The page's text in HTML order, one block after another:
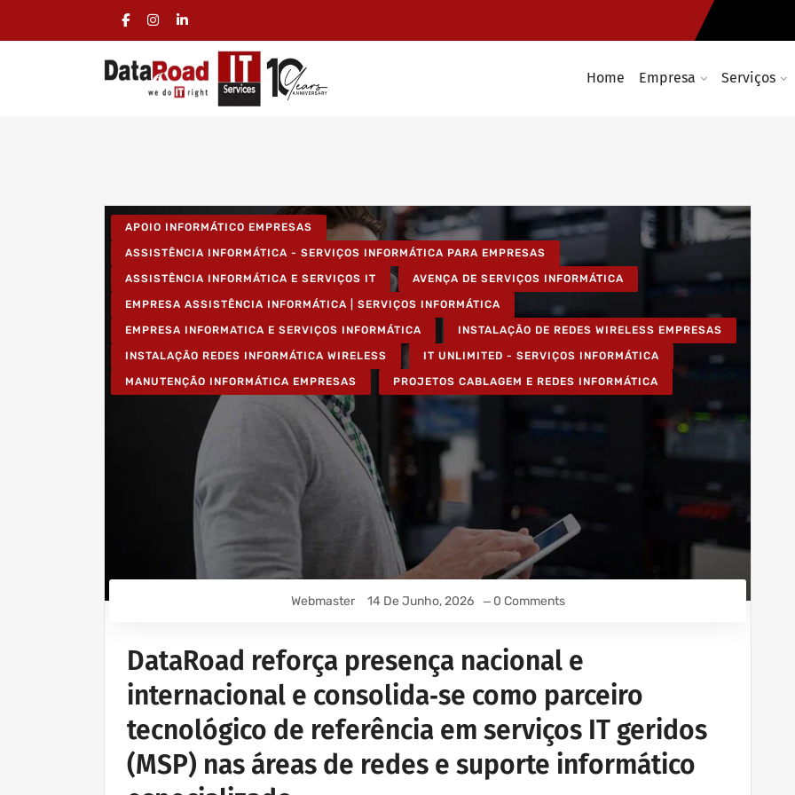
Home Empresa Serviços
APOIO INFORMÁTICO EMPRESAS
ASSISTÊNCIA INFORMÁTICA - SERVIÇOS INFORMÁTICA PARA EMPRESAS
ASSISTÊNCIA INFORMÁTICA E SERVIÇOS IT AVENÇA DE SERVIÇOS INFORMÁTICA
EMPRESA ASSISTÊNCIA INFORMÁTICA | SERVIÇOS INFORMÁTICA
EMPRESA INFORMATICA E SERVIÇOS INFORMÁTICA INSTALAÇÃO DE REDES WIRELESS EMPRESAS
INSTALAÇÃO REDES INFORMÁTICA WIRELESS IT UNLIMITED - SERVIÇOS INFORMÁTICA
MANUTENÇÃO INFORMÁTICA EMPRESAS PROJETOS CABLAGEM E REDES INFORMÁTICA
Webmaster 14 De Junho, 2026 0 Comments
DataRoad reforça presença nacional e
internacional e consolida‑se como parceiro
tecnológico de referência em serviços IT geridos
(MSP) nas áreas de redes e suporte informático